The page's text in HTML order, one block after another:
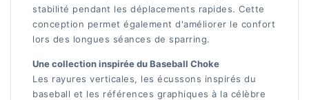
stabilité pendant les déplacements rapides. Cette
conception permet également d'améliorer le confort
lors des longues séances de sparring.
Une collection inspirée du Baseball Choke
Les rayures verticales, les écussons inspirés du
baseball et les références graphiques à la célèbre